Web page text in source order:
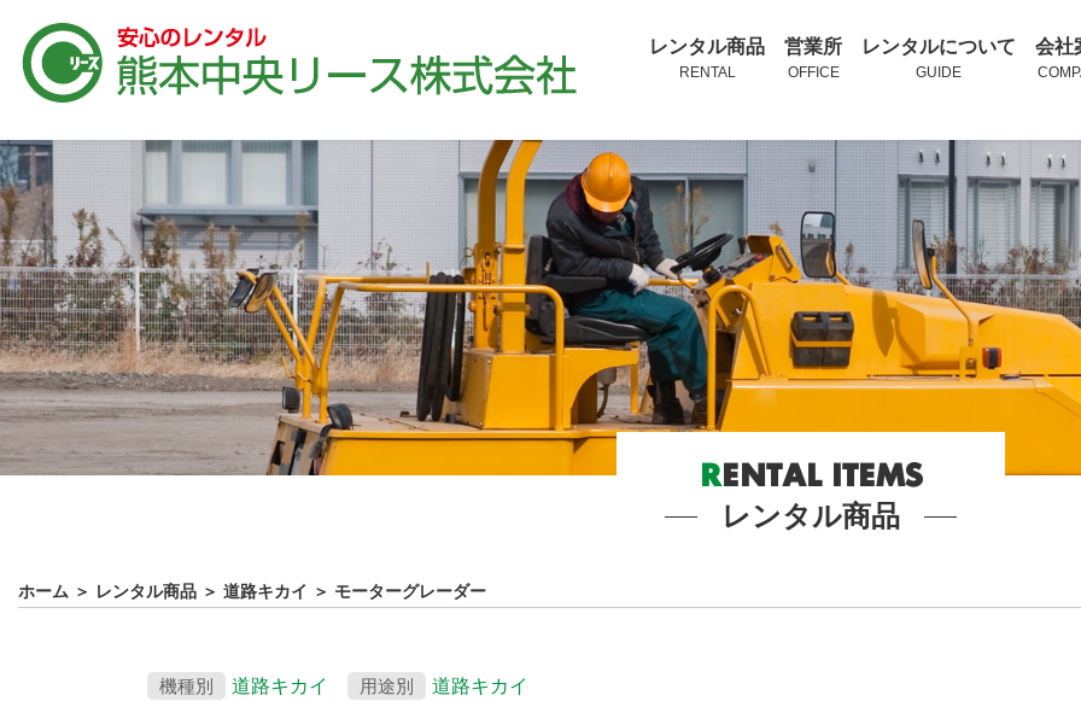
レンタル商品
RENTAL
営業所
OFFICE
レンタルについて
GUIDE
会社
RENTAL ITEMS
レンタル商品
ホーム ＞ レンタル商品 ＞ 道路キカイ ＞ モーターグレーダー
機種別 道路キカイ 用途別 道路キカイ